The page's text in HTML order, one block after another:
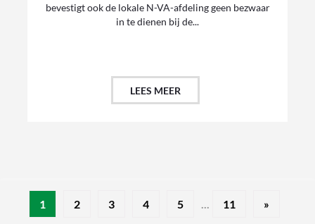
bevestigt ook de lokale N-VA-afdeling geen bezwaar
in te dienen bij de...
LEES MEER
1 2 3 4 5 11 »